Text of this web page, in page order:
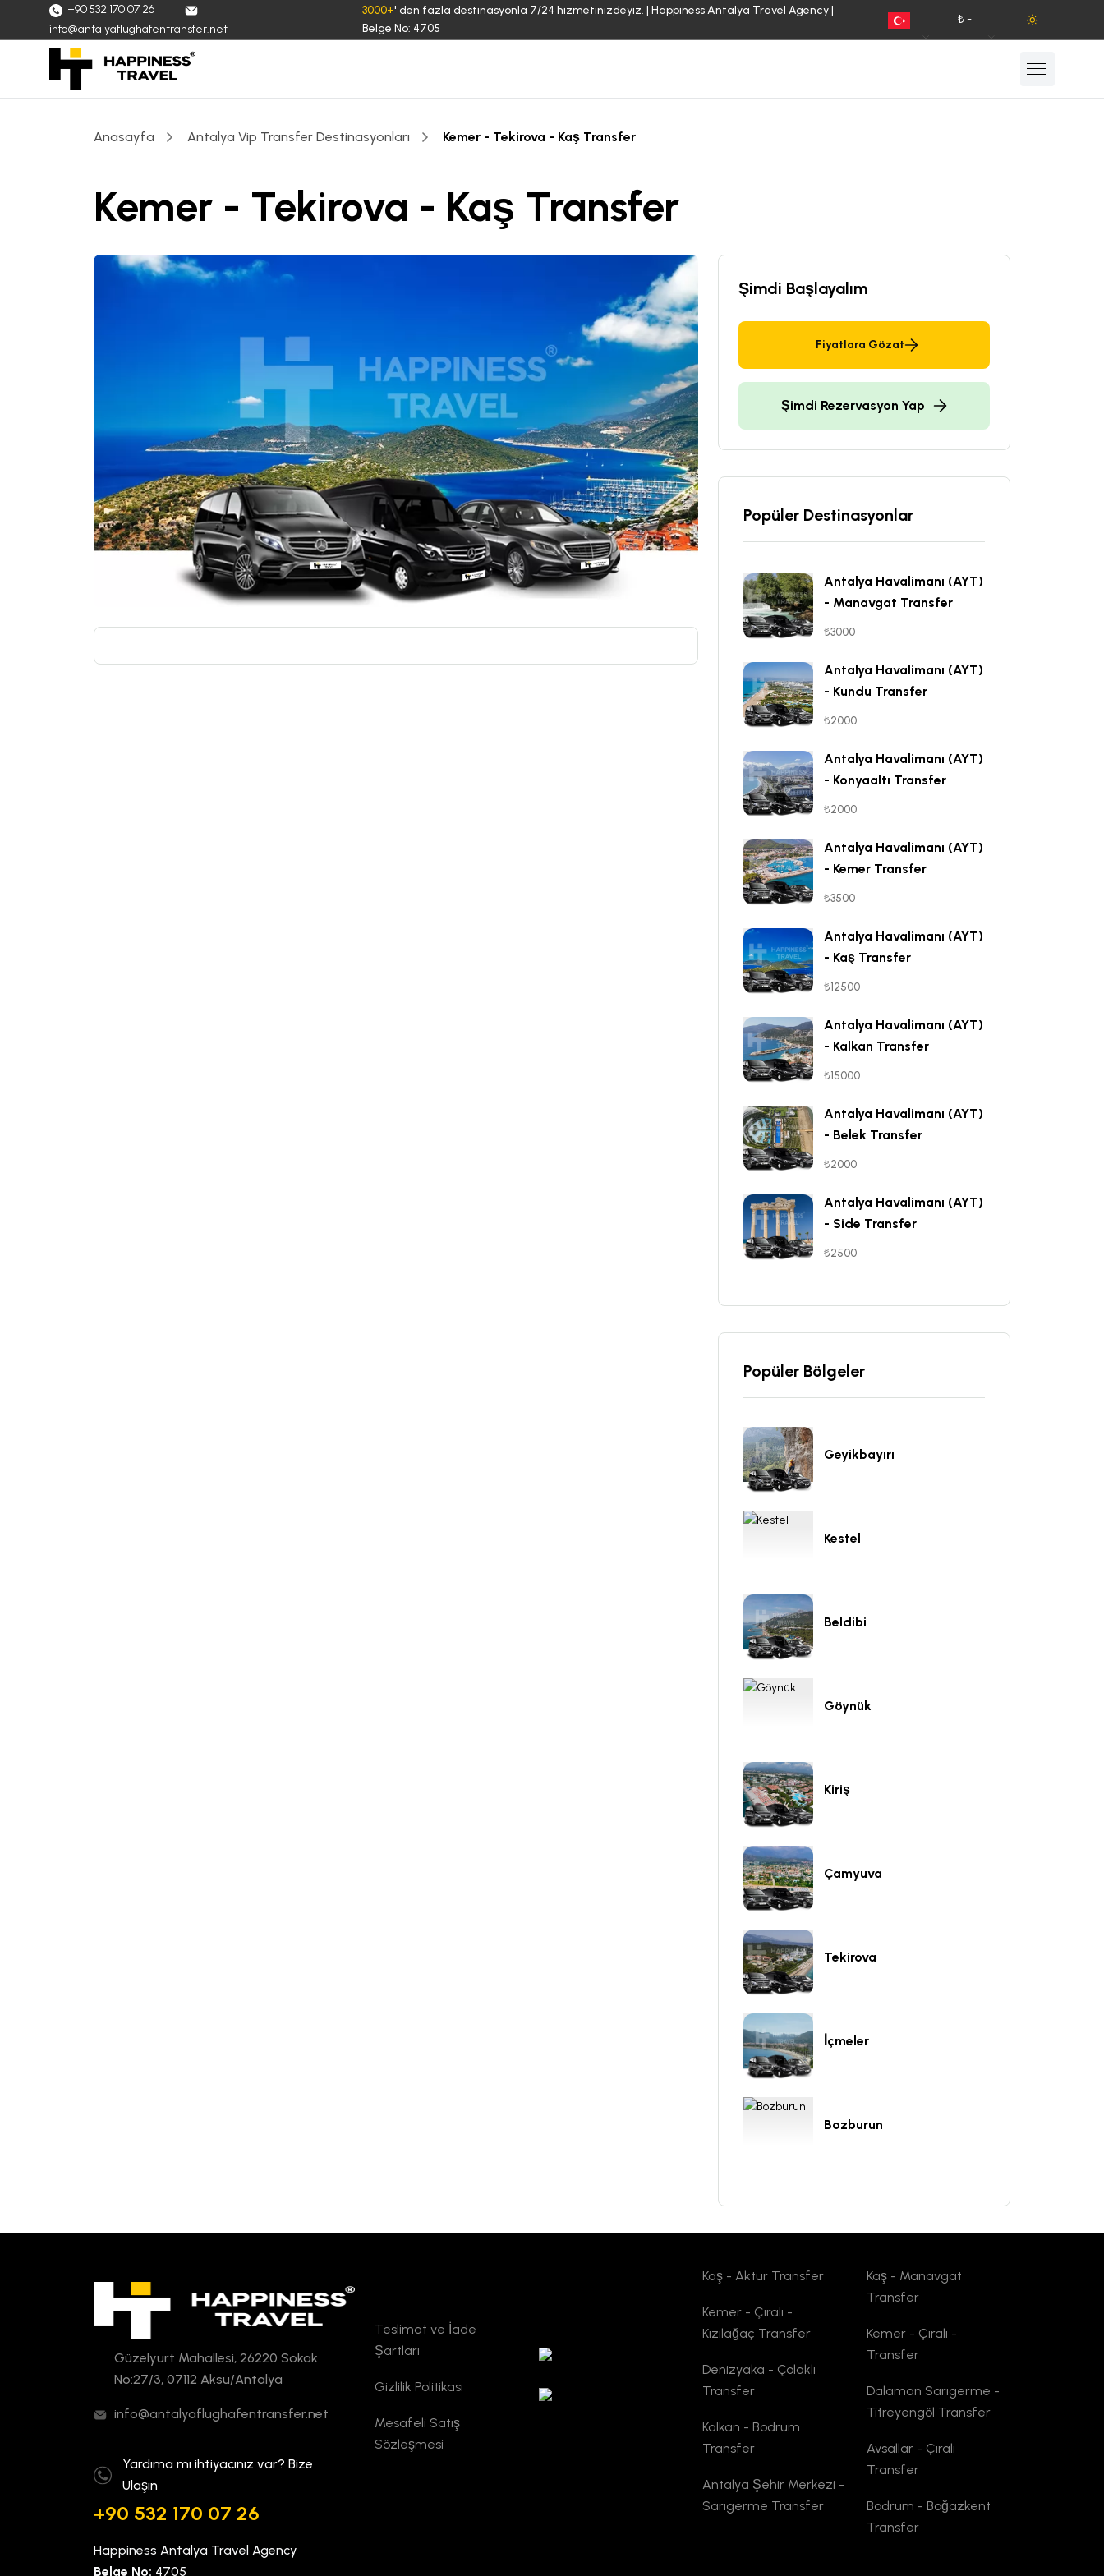
+90 532 170 07 26
info@antalyaflughafentransfer.net
3000+' den fazla destinasyonla 7/24 hizmetinizdeyiz. | Happiness Antalya Travel Agency |
Belge No: 4705
₺ -
Anasayfa Antalya Vip Transfer Destinasyonları Kemer - Tekirova - Kaş Transfer
Kemer - Tekirova - Kaş Transfer
Şimdi Başlayalım
Fiyatlara Gözat
Şimdi Rezervasyon Yap
Popüler Destinasyonlar
Antalya Havalimanı (AYT)
- Manavgat Transfer
₺3000
Antalya Havalimanı (AYT)
- Kundu Transfer
₺2000
Antalya Havalimanı (AYT)
- Konyaaltı Transfer
₺2000
Antalya Havalimanı (AYT)
- Kemer Transfer
₺3500
Antalya Havalimanı (AYT)
- Kaş Transfer
₺12500
Antalya Havalimanı (AYT)
- Kalkan Transfer
₺15000
Antalya Havalimanı (AYT)
- Belek Transfer
₺2000
Antalya Havalimanı (AYT)
- Side Transfer
₺2500
Popüler Bölgeler
Geyikbayırı
Kestel
Beldibi
Göynük
Kiriş
Çamyuva
Tekirova
İçmeler
Bozburun
Güzelyurt Mahallesi, 26220 Sokak
No:27/3, 07112 Aksu/Antalya
info@antalyaflughafentransfer.net
Yardıma mı ihtiyacınız var? Bize
Ulaşın
+90 532 170 07 26
Happiness Antalya Travel Agency
Belge No: 4705
Teslimat ve İade
Şartları
Gizlilik Politikası
Mesafeli Satış
Sözleşmesi
Kaş - Aktur Transfer
Kemer - Çıralı -
Kızılağaç Transfer
Denizyaka - Çolaklı
Transfer
Kalkan - Bodrum
Transfer
Antalya Şehir Merkezi -
Sarıgerme Transfer
Kaş - Manavgat
Transfer
Kemer - Çıralı -
Transfer
Dalaman Sarıgerme -
Titreyengöl Transfer
Avsallar - Çıralı
Transfer
Bodrum - Boğazkent
Transfer